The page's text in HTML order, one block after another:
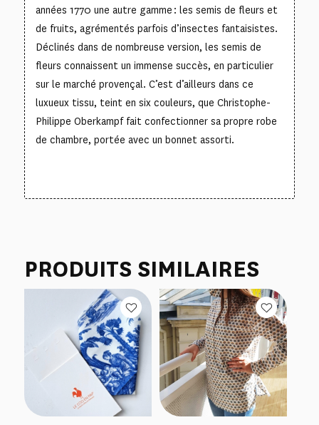
années 1770 une autre gamme : les semis de fleurs et
de fruits, agrémentés parfois d’insectes fantaisistes.
Déclinés dans de nombreuse version, les semis de
fleurs connaissent un immense succès, en particulier
sur le marché provençal. C’est d’ailleurs dans ce
luxueux tissu, teint en six couleurs, que Christophe-
Philippe Oberkampf fait confectionner sa propre robe
de chambre, portée avec un bonnet assorti.
PRODUITS SIMILAIRES